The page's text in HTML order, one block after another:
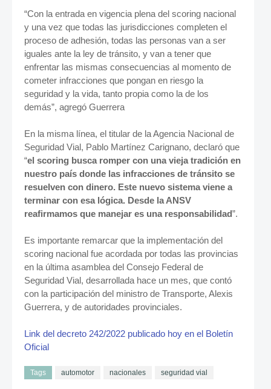
“Con la entrada en vigencia plena del scoring nacional
y una vez que todas las jurisdicciones completen el
proceso de adhesión, todas las personas van a ser
iguales ante la ley de tránsito, y van a tener que
enfrentar las mismas consecuencias al momento de
cometer infracciones que pongan en riesgo la
seguridad y la vida, tanto propia como la de los
demás”, agregó Guerrera
En la misma línea, el titular de la Agencia Nacional de
Seguridad Vial, Pablo Martínez Carignano, declaró que
“el scoring busca romper con una vieja tradición en
nuestro país donde las infracciones de tránsito se
resuelven con dinero. Este nuevo sistema viene a
terminar con esa lógica. Desde la ANSV
reafirmamos que manejar es una responsabilidad”.
Es importante remarcar que la implementación del
scoring nacional fue acordada por todas las provincias
en la última asamblea del Consejo Federal de
Seguridad Vial, desarrollada hace un mes, que contó
con la participación del ministro de Transporte, Alexis
Guerrera, y de autoridades provinciales.
Link del decreto 242/2022 publicado hoy en el Boletín
Oficial
Tags automotor nacionales seguridad vial